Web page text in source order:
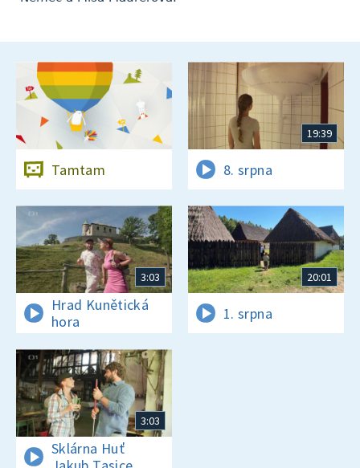
Tamtam
19:39
8. srpna
3:03
Hrad Kunětická
hora
20:01
1. srpna
3:03
Sklárna Huť